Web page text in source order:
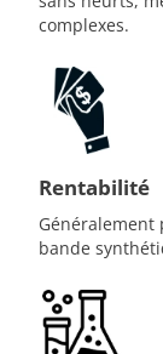
complexes.
Rentabilité
Généralement
bande